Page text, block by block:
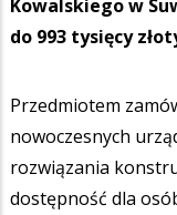
Kowalskiego w
do 993 tysięcy
Przedmiotem
nowoczesnych
rozwiązania
dostępność dla